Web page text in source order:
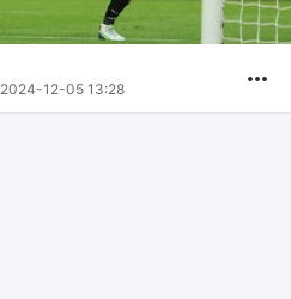
2024-12-05 13:28